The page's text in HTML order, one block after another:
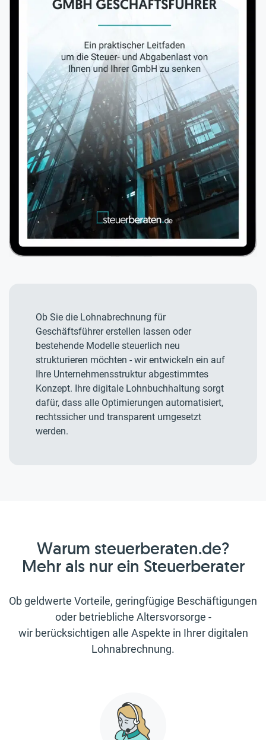
Ob Sie die Lohnabrechnung für
Geschäftsführer erstellen lassen oder
bestehende Modelle steuerlich neu
strukturieren möchten - wir entwickeln ein auf
Ihre Unternehmensstruktur abgestimmtes
Konzept. Ihre digitale Lohnbuchhaltung sorgt
dafür, dass alle Optimierungen automatisiert,
rechtssicher und transparent umgesetzt
werden.
Warum steuerberaten.de?
Mehr als nur ein Steuerberater
Ob geldwerte Vorteile, geringfügige Beschäftigungen
oder betriebliche Altersvorsorge -
wir berücksichtigen alle Aspekte in Ihrer digitalen
Lohnabrechnung.